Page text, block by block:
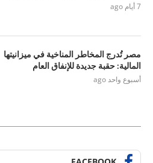
7 أيام ago
مصر تُدرج المخاطر المناخية في ميزانيتها
المالية: حقبة جديدة للإنفاق العام
أسبوع واحد ago